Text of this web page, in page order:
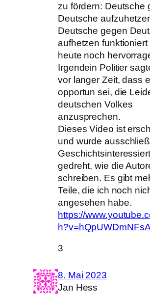
zu fördern: Deutsche
Deutsche
Deutsche gegen
aufhetzen funktioniert
heute noch
Irgendein Politier
vor langer Zeit, dass
opportun sei, die
deutschen Volkes
anzusprechen.
Dieses Video ist
und wurde
gedreht, wie die
schreiben. Es gibt
Teile, die ich noch
angesehen habe.
https://
h?v=hQpUWDmNFsA
3
8. Mai 2023
Jan Hess